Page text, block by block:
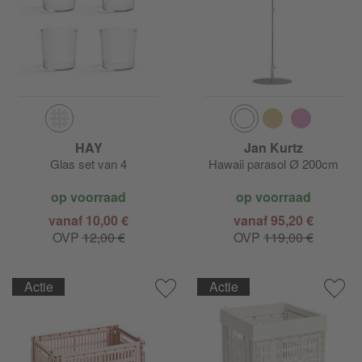
HAY
Glas set van 4
op voorraad
vanaf 10,00 €
OVP12,00 €
Jan Kurtz
Hawaii parasol Ø 200cm
op voorraad
vanaf 95,20 €
OVP 119,00 €
Actie Actie